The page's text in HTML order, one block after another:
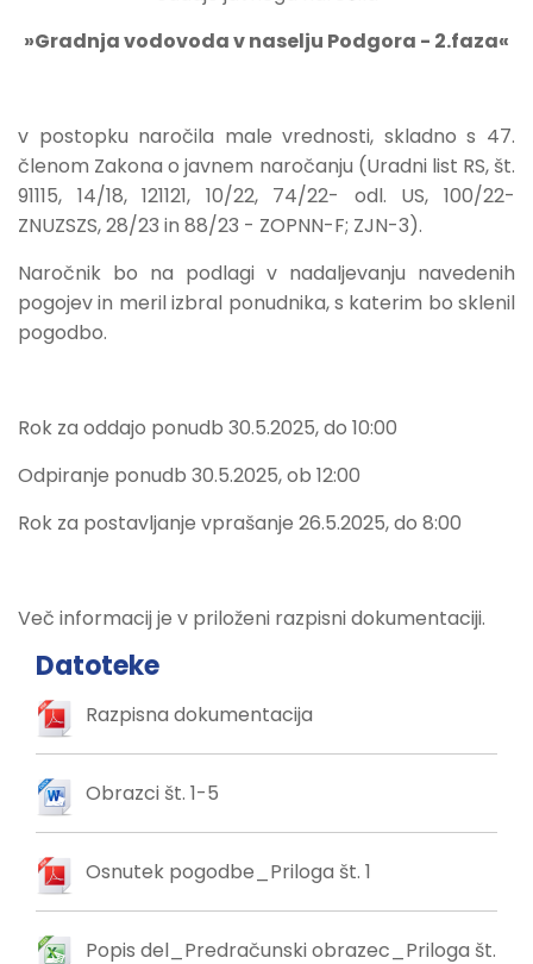
»Gradnja vodovoda v naselju Podgora - 2.faza«
v postopku naročila male vrednosti, skladno s 47.
členom Zakona o javnem naročanju (Uradni list RS, št.
91115, 14/18, 121121, 10/22, 74/22- odl. US, 100/22-
ZNUZSZS, 28/23 in 88/23 - ZOPNN-F; ZJN-3).
Naročnik bo na podlagi v nadaljevanju navedenih
pogojev in meril izbral ponudnika, s katerim bo sklenil
pogodbo.
Rok za oddajo ponudb 30.5.2025, do 10:00
Odpiranje ponudb 30.5.2025, ob 12:00
Rok za postavljanje vprašanje 26.5.2025, do 8:00
Več informacij je v priloženi razpisni dokumentaciji.
Datoteke
Razpisna dokumentacija
Obrazci št. 1-5
Osnutek pogodbe_Priloga št. 1
Popis del_Predračunski obrazec_Priloga št.